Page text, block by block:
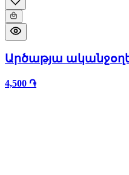
Արծաթյա
4,500 ֏